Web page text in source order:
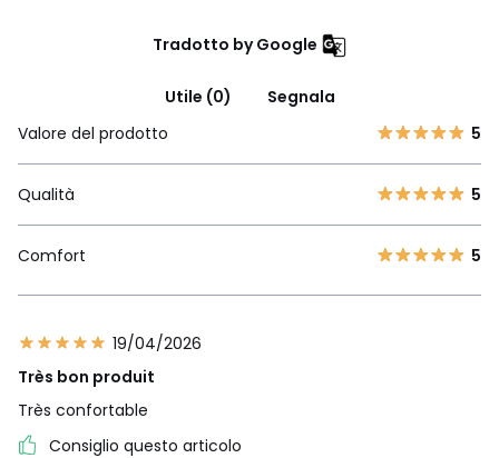
Tradotto by Google
Utile (0)
Segnala
Valore del prodotto
5
Qualità 5
Comfort 5
19/04/2026
Très bon produit
Très confortable
Consiglio questo articolo